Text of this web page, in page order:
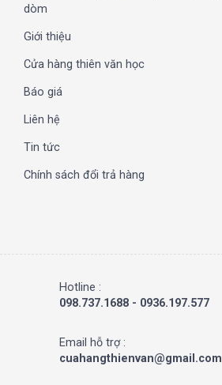
dòm
Giới thiệu
Cửa hàng thiên văn học
Báo giá
Liên hệ
Tin tức
Chính sách đổi trả hàng
Hotline :
098.737.1688 - 0936.197.577
Email hỗ trợ :
cuahangthienvan@gmail.com